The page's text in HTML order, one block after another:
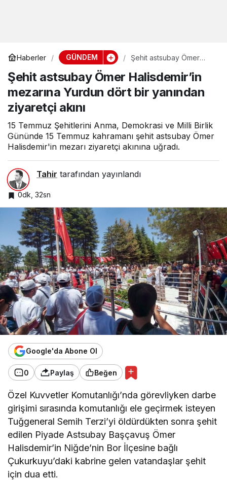
Haberler GÜNDEM
Şehit astsubay Ömer
Yurdun dört bir yanından
ziyaretçi akını
Şehit astsubay Ömer Halisdemir’in
mezarına Yurdun dört bir yanından
ziyaretçi akını
15 Temmuz Şehitlerini Anma, Demokrasi ve Milli Birlik
Gününde 15 Temmuz kahramanı şehit astsubay Ömer
Halisdemir'in mezarı ziyaretçi akınına uğradı.
Tahir tarafından yayınlandı
0dk, 32sn
Google'da Abone Ol
0 Paylaş Beğen
Özel Kuvvetler Komutanlığı’nda görevliyken darbe
girişimi sırasında komutanlığı ele geçirmek isteyen
Tuğgeneral Semih Terzi’yi öldürdükten sonra şehit
edilen Piyade Astsubay Başçavuş Ömer
Halisdemir’in Niğde’nin Bor İlçesine bağlı
Çukurkuyu’daki kabrine gelen vatandaşlar şehit
için dua etti.